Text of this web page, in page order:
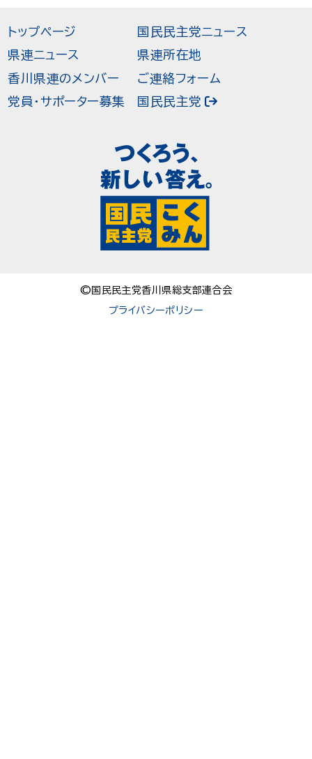
トップページ
県連ニュース
香川県連のメンバー
党員・サポーター募集
国民民主党ニュース
県連所在地
ご連絡フォーム
国民民主党
©国民民主党香川県総支部連合会
プライバシーポリシー